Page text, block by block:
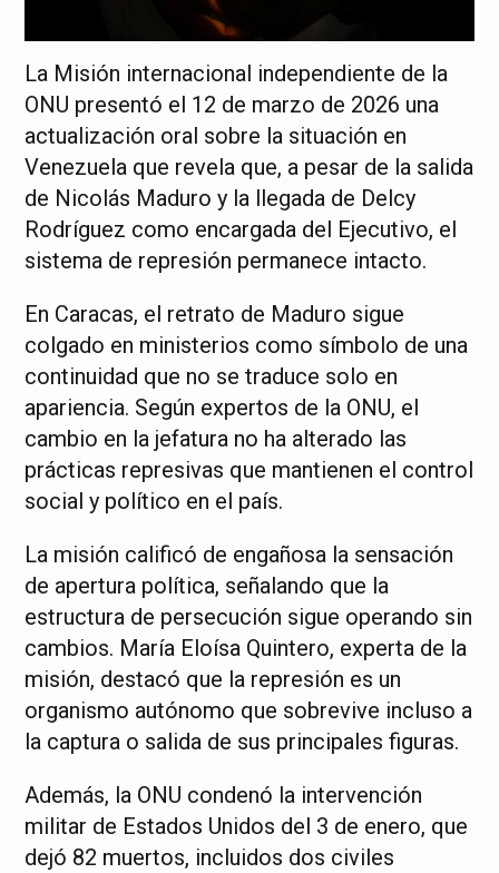
La Misión internacional independiente de la
ONU presentó el 12 de marzo de 2026 una
actualización oral sobre la situación en
Venezuela que revela que, a pesar de la salida
de Nicolás Maduro y la llegada de Delcy
Rodríguez como encargada del Ejecutivo, el
sistema de represión permanece intacto.
En Caracas, el retrato de Maduro sigue
colgado en ministerios como símbolo de una
continuidad que no se traduce solo en
apariencia. Según expertos de la ONU, el
cambio en la jefatura no ha alterado las
prácticas represivas que mantienen el control
social y político en el país.
La misión calificó de engañosa la sensación
de apertura política, señalando que la
estructura de persecución sigue operando sin
cambios. María Eloísa Quintero, experta de la
misión, destacó que la represión es un
organismo autónomo que sobrevive incluso a
la captura o salida de sus principales figuras.
Además, la ONU condenó la intervención
militar de Estados Unidos del 3 de enero, que
dejó 82 muertos, incluidos dos civiles